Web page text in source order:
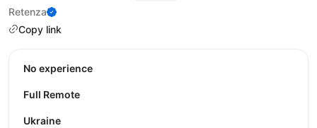
Retenza
Copy link
No experience
Full Remote
Ukraine